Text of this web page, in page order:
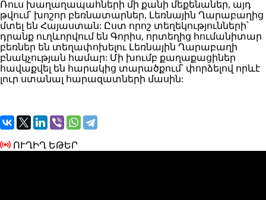
Ռուս խաղաղապահների մի քանի մեքենաներ, այդ
թվում՝ խոշոր բեռնատարներ, Լեռնային Ղարաբաղից
մտել են Հայաստան: Ըստ որոշ տեղեկությունների՝
դրանք ուղևորվում են Գորիս, որտեղից հումանիտար
բեռներ են տեղափոխելու Լեռնային Ղարաբաղի
բնակչության համար: Մի խումբ քաղաքացիներ
հավաքվել են հարակից տարածքում՝ փորձելով որևէ
լուր ստանալ հարազատների մասին:
ՈՒՂԻՂ ԵԹԵՐ